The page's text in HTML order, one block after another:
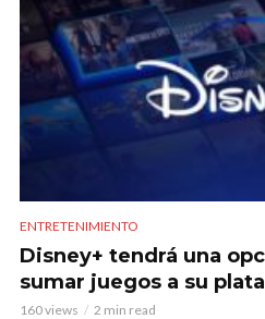
ENTRETENIMIENTO
Disney+ tendrá una
sumar juegos a su
160 views 2 min read